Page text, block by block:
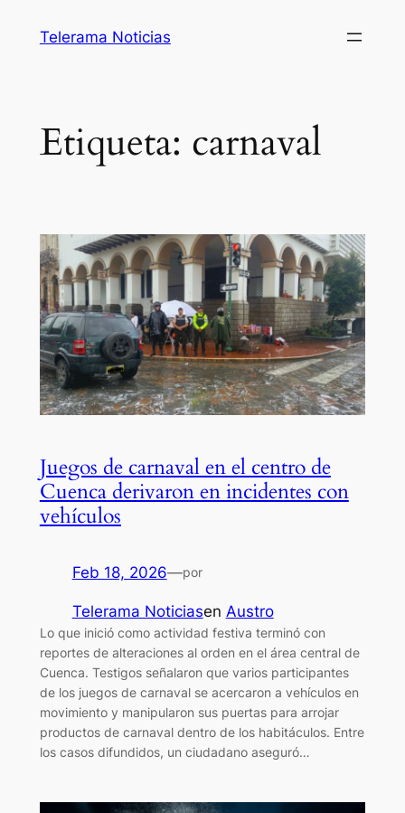
Telerama Noticias
Etiqueta: carnaval
Juegos de carnaval en el centro de
Cuenca derivaron en incidentes con
vehículos
Feb 18, 2026—por
Telerama Noticiasen Austro
Lo que inició como actividad festiva terminó con
reportes de alteraciones al orden en el área central de
Cuenca. Testigos señalaron que varios participantes
de los juegos de carnaval se acercaron a vehículos en
movimiento y manipularon sus puertas para arrojar
productos de carnaval dentro de los habitáculos. Entre
los casos difundidos, un ciudadano aseguró…